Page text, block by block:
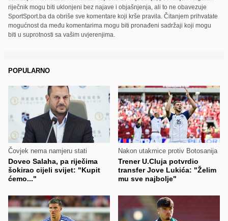
riječnik mogu biti uklonjeni bez najave i objašnjenja, ali to ne obavezuje
SportSport.ba da obriše sve komentare koji krše pravila. Čitanjem prihvatate
mogućnost da među komentarima mogu biti pronađeni sadržaji koji mogu
biti u suprotnosti sa vašim uvjerenjima.
POPULARNO
Čovjek nema namjeru stati
Doveo Salaha, pa riječima
šokirao cijeli svijet: "Kupit
ćemo..."
Nakon utakmice protiv Botosanija
Trener U.Cluja potvrdio
transfer Jove Lukića: "Želim
mu sve najbolje"